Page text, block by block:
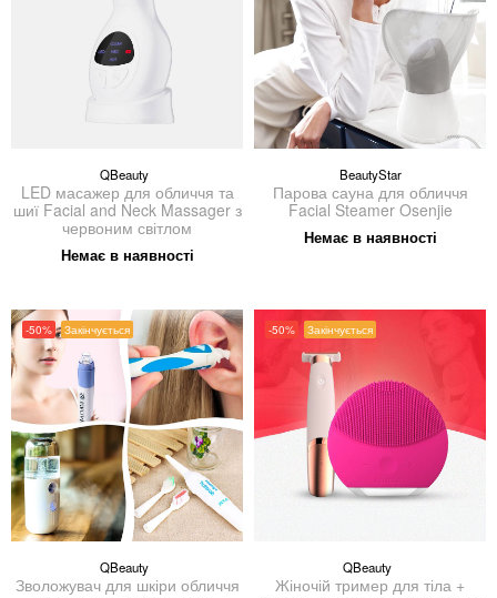
QBeauty
LED масажер для обличчя та
шиї Facial and Neck Massager з
червоним світлом
Немає в наявності
BeautyStar
Парова сауна для обличчя
Facial Steamer Osenjie
Немає в наявності
-50% Закінчується
QBeauty
Зволожувач для шкіри обличчя
-50% Закінчується
QBeauty
Жіночій тример для тіла +